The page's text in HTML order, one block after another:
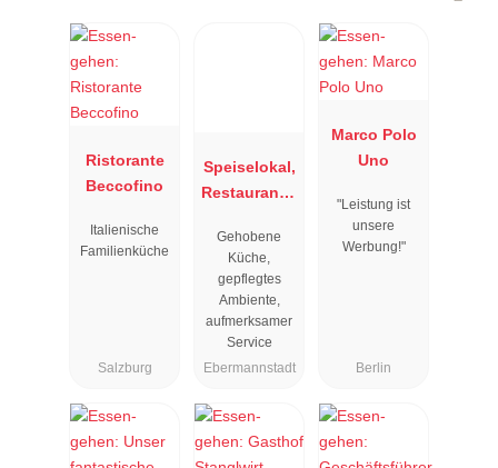
Ristorante
Beccofino
Italienische
Familienküche
Salzburg
Speiselokal,
Restaurant "
"
Gehobene
Küche,
gepflegtes
Ambiente,
aufmerksamer
Service
Ebermannstadt
Marco Polo
Uno
"Leistung ist
unsere
Werbung!"
Berlin